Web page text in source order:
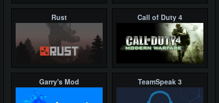
Rust Call of Duty 4
Garry's Mod TeamSpeak 3